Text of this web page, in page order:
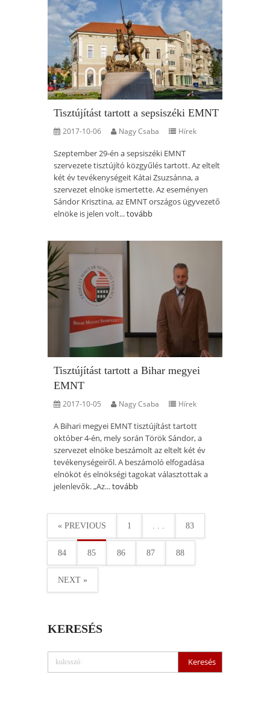
Tisztújítást tartott a sepsiszéki EMNT
2017-10-06 Nagy Csaba Hírek
Szeptember 29-én a sepsiszéki EMNT
szervezete tisztújító közgyűlés tartott. Az eltelt
két év tevékenységeit Kátai Zsuzsánna, a
szervezet elnöke ismertette. Az eseményen
Sándor Krisztina, az EMNT országos ügyvezető
elnöke is jelen volt...tovább
Tisztújítást tartott a Bihar megyei
EMNT
2017-10-05 Nagy Csaba Hírek
A Bihari megyei EMNT tisztújítást tartott
október 4-én, mely során Török Sándor, a
szervezet elnöke beszámolt az eltelt két év
tevékenységeiről. A beszámoló elfogadása
elnököt és elnökségi tagokat választottak a
jelenlevők. „Az...tovább
« PREVIOUS 1 . . . 83
84 85 86 87 88
NEXT »
KERESÉS